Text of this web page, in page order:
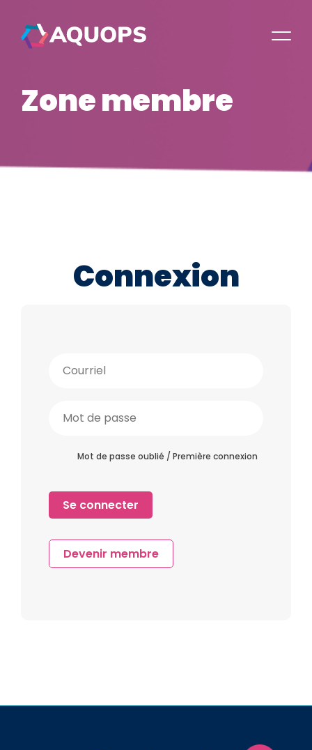
Zone membre
Connexion
Mot de passe oublié / Première connexion
Devenir membre